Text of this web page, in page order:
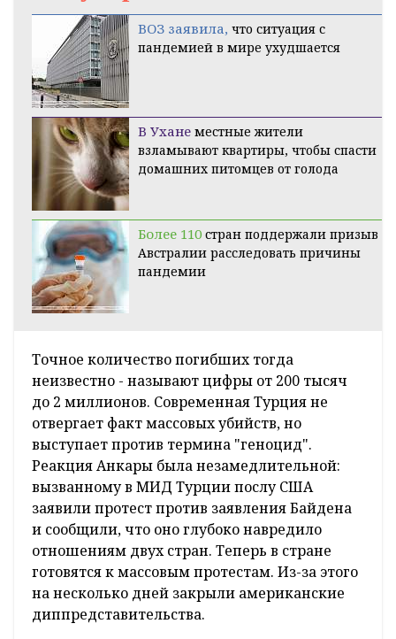
ВОЗ заявила, что ситуация с
пандемией в мире ухудшается
В Ухане местные жители
взламывают квартиры, чтобы спасти
домашних питомцев от голода
Более 110 стран поддержали призыв
Австралии расследовать причины
пандемии
Точное количество погибших тогда
неизвестно - называют цифры от 200 тысяч
до 2 миллионов. Современная Турция не
отвергает факт массовых убийств, но
выступает против термина "геноцид".
Реакция Анкары была незамедлительной:
вызванному в МИД Турции послу США
заявили протест против заявления Байдена
и сообщили, что оно глубоко навредило
отношениям двух стран. Теперь в стране
готовятся к массовым протестам. Из-за этого
на несколько дней закрыли американские
диппредставительства.